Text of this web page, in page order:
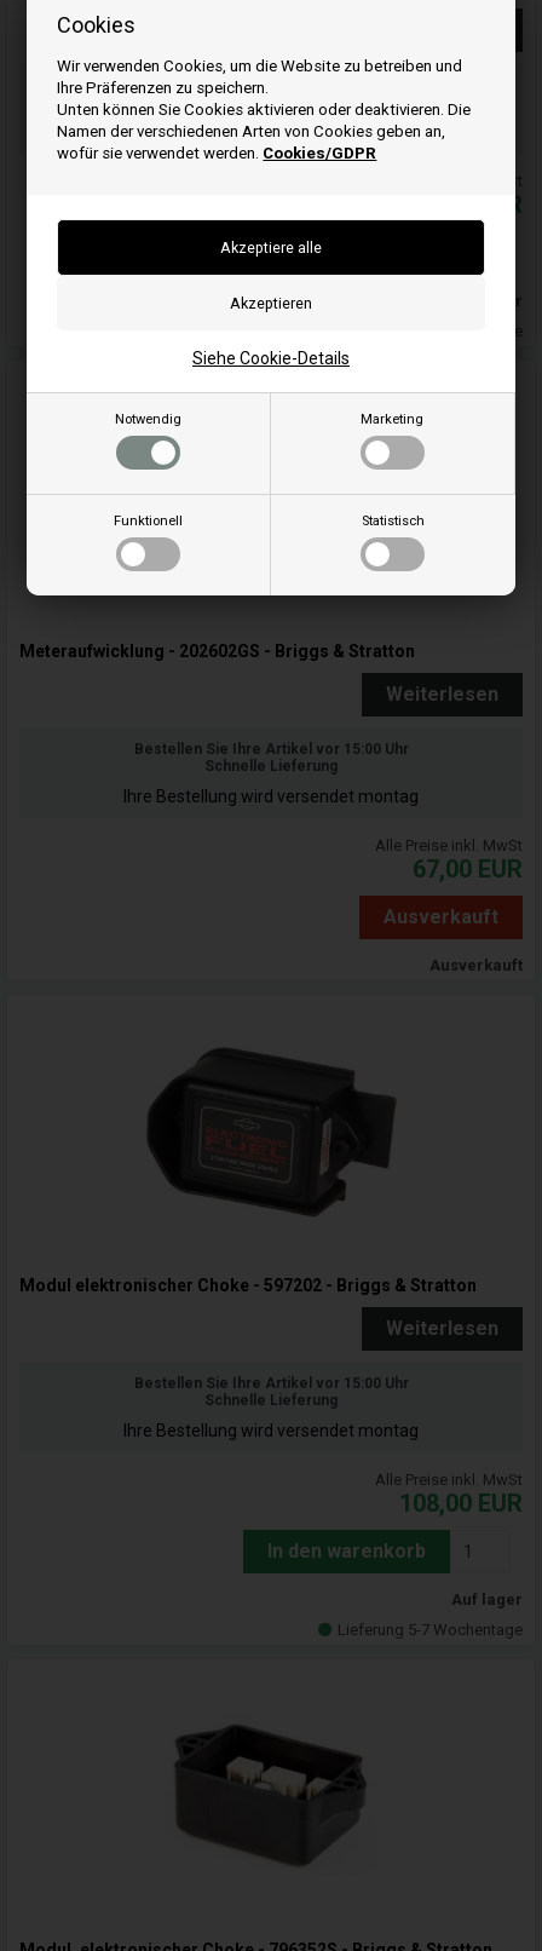
Cookies
Wir verwenden Cookies, um die Website zu betreiben und
Ihre Präferenzen zu speichern.
Unten können Sie Cookies aktivieren oder deaktivieren. Die
Namen der verschiedenen Arten von Cookies geben an,
wofür sie verwendet werden. Cookies/GDPR
Notwendig Marketing
Funktionell Statistisch
Siehe Cookie-Details
Bestellen Sie Ihre Artikel vor 15:00 Uhr
Schnelle Lieferung
Ihre Bestellung wird versendet montag
Alle Preise inkl. MwSt
EUR
In den warenkorb
Auf lager
Lieferung 5-7 Wochentage
Meteraufwicklung - 202602GS - Briggs & Stratton
Weiterlesen
Bestellen Sie Ihre Artikel vor 15:00 Uhr
Schnelle Lieferung
Ihre Bestellung wird versendet montag
Alle Preise inkl. MwSt
67,00 EUR
Ausverkauft
Ausverkauft
Modul elektronischer Choke - 597202 - Briggs & Stratton
Weiterlesen
Bestellen Sie Ihre Artikel vor 15:00 Uhr
Schnelle Lieferung
Ihre Bestellung wird versendet montag
Alle Preise inkl. MwSt
108,00 EUR
In den warenkorb
Auf lager
Lieferung 5-7 Wochentage